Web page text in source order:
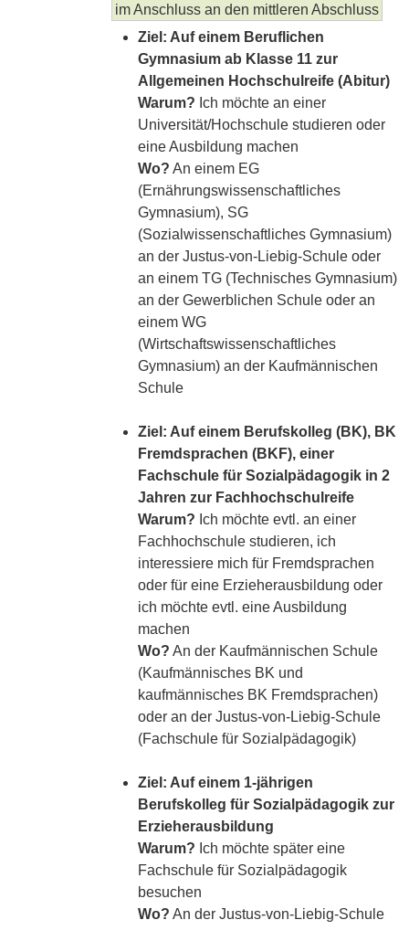
im Anschluss an den mittleren Abschluss
Ziel: Auf einem Beruflichen
Gymnasium ab Klasse 11 zur
Allgemeinen Hochschulreife (Abitur)
Warum? Ich möchte an einer
Universität/Hochschule studieren oder
eine Ausbildung machen
Wo? An einem EG
(Ernährungswissenschaftliches
Gymnasium), SG
(Sozialwissenschaftliches Gymnasium)
an der Justus-von-Liebig-Schule oder
an einem TG (Technisches Gymnasium)
an der Gewerblichen Schule oder an
einem WG
(Wirtschaftswissenschaftliches
Gymnasium) an der Kaufmännischen
Schule
Ziel: Auf einem Berufskolleg (BK), BK
Fremdsprachen (BKF), einer
Fachschule für Sozialpädagogik in 2
Jahren zur Fachhochschulreife
Warum? Ich möchte evtl. an einer
Fachhochschule studieren, ich
interessiere mich für Fremdsprachen
oder für eine Erzieherausbildung oder
ich möchte evtl. eine Ausbildung
machen
Wo? An der Kaufmännischen Schule
(Kaufmännisches BK und
kaufmännisches BK Fremdsprachen)
oder an der Justus-von-Liebig-Schule
(Fachschule für Sozialpädagogik)
Ziel: Auf einem 1-jährigen
Berufskolleg für Sozialpädagogik zur
Erzieherausbildung
Warum? Ich möchte später eine
Fachschule für Sozialpädagogik
besuchen
Wo? An der Justus-von-Liebig-Schule